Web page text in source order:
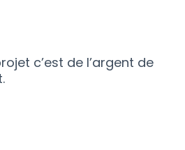
c’est de l’argent de